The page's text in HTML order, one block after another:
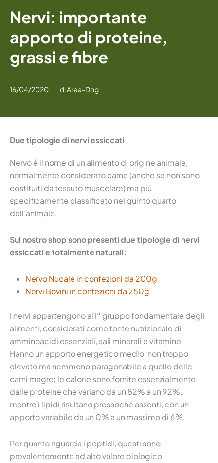
Nervi: importante
apporto di proteine,
grassi e fibre
16/04/2020 diArea-Dog
Due tipologie di nervi essiccati
Nervo è il nome di un alimento di origine animale,
normalmente considerato carne (anche se non sono
costituiti da tessuto muscolare) ma più
specificamente classificato nel quinto quarto
dell’animale.
Sul nostro shop sono presenti due tipologie di nervi
essiccati e totalmente naturali:
Nervo Nucale in confezioni da 200g
Nervi Bovini in confezioni da 250g
I nervi appartengono al I° gruppo fondamentale degli
alimenti, considerati come fonte nutrizionale di
amminoacidi essenziali, sali minerali e vitamine.
Hanno un apporto energetico medio, non troppo
elevato ma nemmeno paragonabile a quello delle
carni magre; le calorie sono fornite essenzialmente
dalle proteine che variano da un 82% a un 92%,
mentre i lipidi risultano pressoché assenti, con un
apporto variabile da un 0% a un massimo di 6%.
Per quanto riguarda i peptidi, questi sono
prevalentemente ad alto valore biologico,